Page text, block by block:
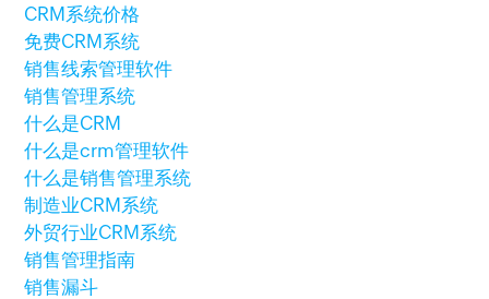
CRM系统价格
免费CRM系统
销售线索管理软件
销售管理系统
什么是CRM
什么是crm管理软件
什么是销售管理系统
制造业CRM系统
外贸行业CRM系统
销售管理指南
销售漏斗